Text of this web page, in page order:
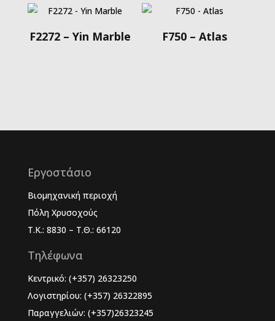
F2272 – Yin Marble F750 – Atlas
Εργοστάσιο
Βιομηχανική περιοχή
Πόλη Χρυσοχούς
Τ.Κ.: 8830 – Τ.Θ.: 66120
Τηλέφωνα
Κεντρικό: (+357) 26323250
Λογιστηρίου: (+357) 26322895
Παραγγελιών: (+357)26323245